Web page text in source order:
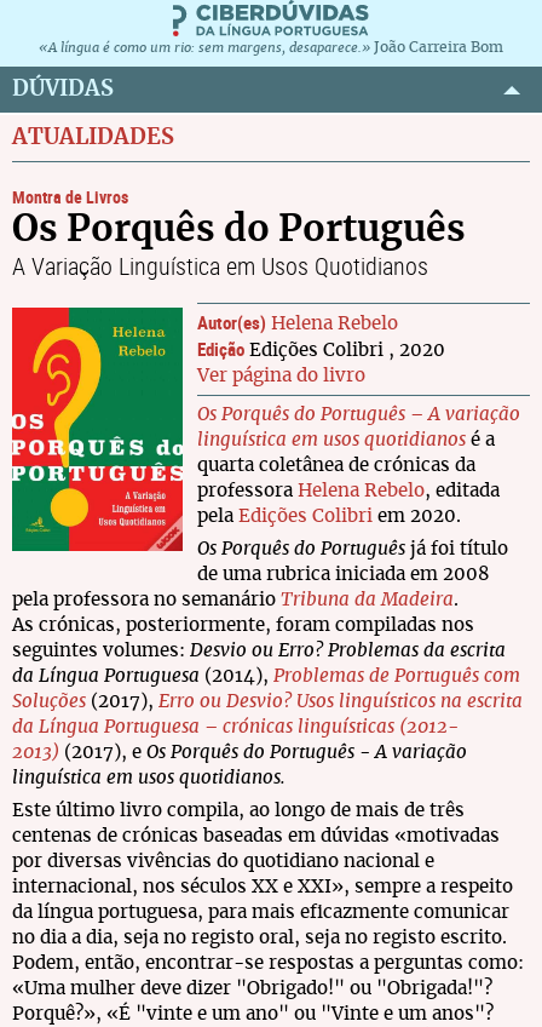
«A língua é como um rio: sem margens, desaparece.» João Carreira Bom
DÚVIDAS
ATUALIDADES
Montra de Livros
Os Porquês do Português
A Variação Linguística em Usos Quotidianos
Autor(es) Helena Rebelo
Edição Edições Colibri , 2020
Ver página do livro
Os Porquês do Português – A variação
linguística em usos quotidianos é a
quarta coletânea de crónicas da
professora Helena Rebelo, editada
pela Edições Colibri em 2020.
Os Porquês do Português já foi título
de uma rubrica iniciada em 2008
pela professora no semanário Tribuna da Madeira.
As crónicas, posteriormente, foram compiladas nos
seguintes volumes: Desvio ou Erro? Problemas da escrita
da Língua Portuguesa (2014), Problemas de Português com
Soluções (2017), Erro ou Desvio? Usos linguísticos na escrita
da Língua Portuguesa – crónicas linguísticas (2012-
2013) (2017), e Os Porquês do Português - A variação
linguística em usos quotidianos.
Este último livro compila, ao longo de mais de três
centenas de crónicas baseadas em dúvidas «motivadas
por diversas vivências do quotidiano nacional e
internacional, nos séculos XX e XXI», sempre a respeito
da língua portuguesa, para mais eficazmente comunicar
no dia a dia, seja no registo oral, seja no registo escrito.
Podem, então, encontrar-se respostas a perguntas como:
«Uma mulher deve dizer "Obrigado!" ou "Obrigada!"?
Porquê?», «É "vinte e um ano" ou "Vinte e um anos"?